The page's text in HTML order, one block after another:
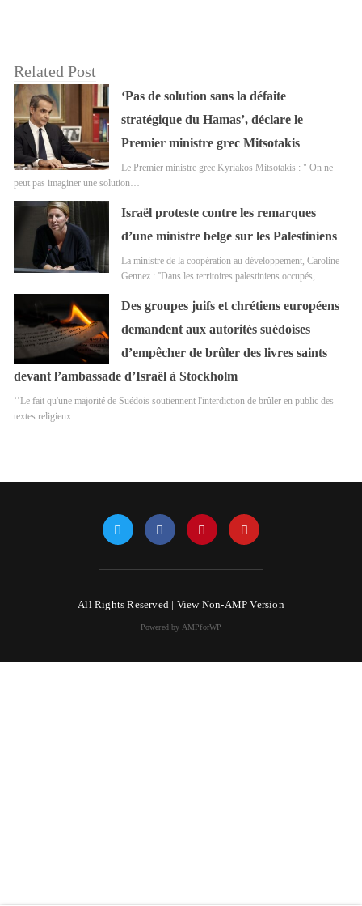
Related Post
‘Pas de solution sans la défaite
stratégique du Hamas’, déclare le
Premier ministre grec Mitsotakis
Le Premier ministre grec Kyriakos Mitsotakis : " On ne
peut pas imaginer une solution…
Israël proteste contre les remarques
d’une ministre belge sur les Palestiniens
La ministre de la coopération au développement, Caroline
Gennez : ''Dans les territoires palestiniens occupés,…
Des groupes juifs et chrétiens européens
demandent aux autorités suédoises
d’empêcher de brûler des livres saints
devant l’ambassade d’Israël à Stockholm
‘’Le fait qu'une majorité de Suédois soutiennent l'interdiction de brûler en public des
textes religieux…
All Rights Reserved | View Non-AMP Version
Powered by AMPforWP